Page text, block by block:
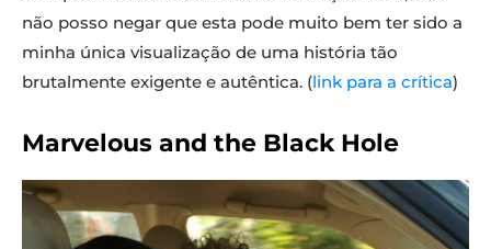
não posso negar que esta pode muito bem ter sido a
minha única visualização de uma história tão
brutalmente exigente e autêntica. (link para a crítica)
Marvelous and the Black Hole